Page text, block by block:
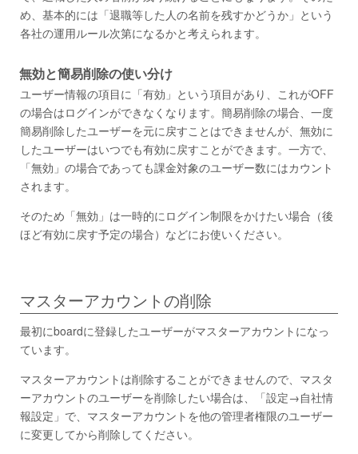
め、基本的には「退職等した人の名前を残すかどうか」という
各社の運用ルール次第になるかと考えられます。
無効と簡易削除の使い分け
ユーザー情報の項目に「有効」という項目があり、これがOFF
の場合はログインができなくなります。簡易削除の場合、一度
簡易削除したユーザーを元に戻すことはできませんが、無効に
したユーザーはいつでも有効に戻すことができます。一方で、
「無効」の場合であっても課金対象のユーザー数にはカウント
されます。
そのため「無効」は一時的にログイン制限をかけたい場合（後
ほど有効に戻す予定の場合）などにお使いください。
マスターアカウントの削除
最初にboardに登録したユーザーがマスターアカウントになっ
ています。
マスターアカウントは削除することができませんので、マスタ
ーアカウントのユーザーを削除したい場合は、「設定→自社情
報設定」で、マスターアカウントを他の管理者権限のユーザー
に変更してから削除してください。